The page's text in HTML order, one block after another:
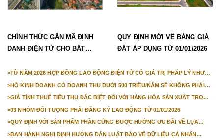
CHÍNH THỨC GẮN MÃ ĐỊNH
DANH ĐIỆN TỬ CHO BẤT
QUY ĐỊNH MỚI VỀ BẢNG GIÁ
ĐẤT ÁP DỤNG TỪ 01/01/2026
>TỪ NĂM 2026 HỢP ĐỒNG LAO ĐỘNG ĐIỆN TỬ CÓ GIÁ TRỊ PHÁP LÝ NHƯ
>HỘ KINH DOANH CÓ DOANH THU DƯỚI 500 TRIỆU/NĂM SẼ KHÔNG PHẢI
>GIÁ TÍNH THUẾ TIÊU THỤ ĐẶC BIỆT ĐỐI VỚI HÀNG HÓA SẢN XUẤT TRONG
>03 NHÓM ĐỐI TƯỢNG PHẢI ĐĂNG KÝ LAO ĐỘNG TỪ 01/01/2026
>QUY ĐỊNH VỚI SẢN PHẨM PHẦN CỨNG ĐƯỢC HƯỞNG ƯU ĐÃI VỀ LỰA
>BAN HÀNH NGHỊ ĐỊNH HƯỚNG DẪN LUẬT BẢO VỆ DỮ LIỆU CÁ NHÂN